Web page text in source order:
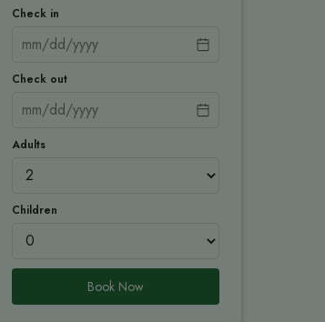
Check in
Check out
Adults
Children
Book Now